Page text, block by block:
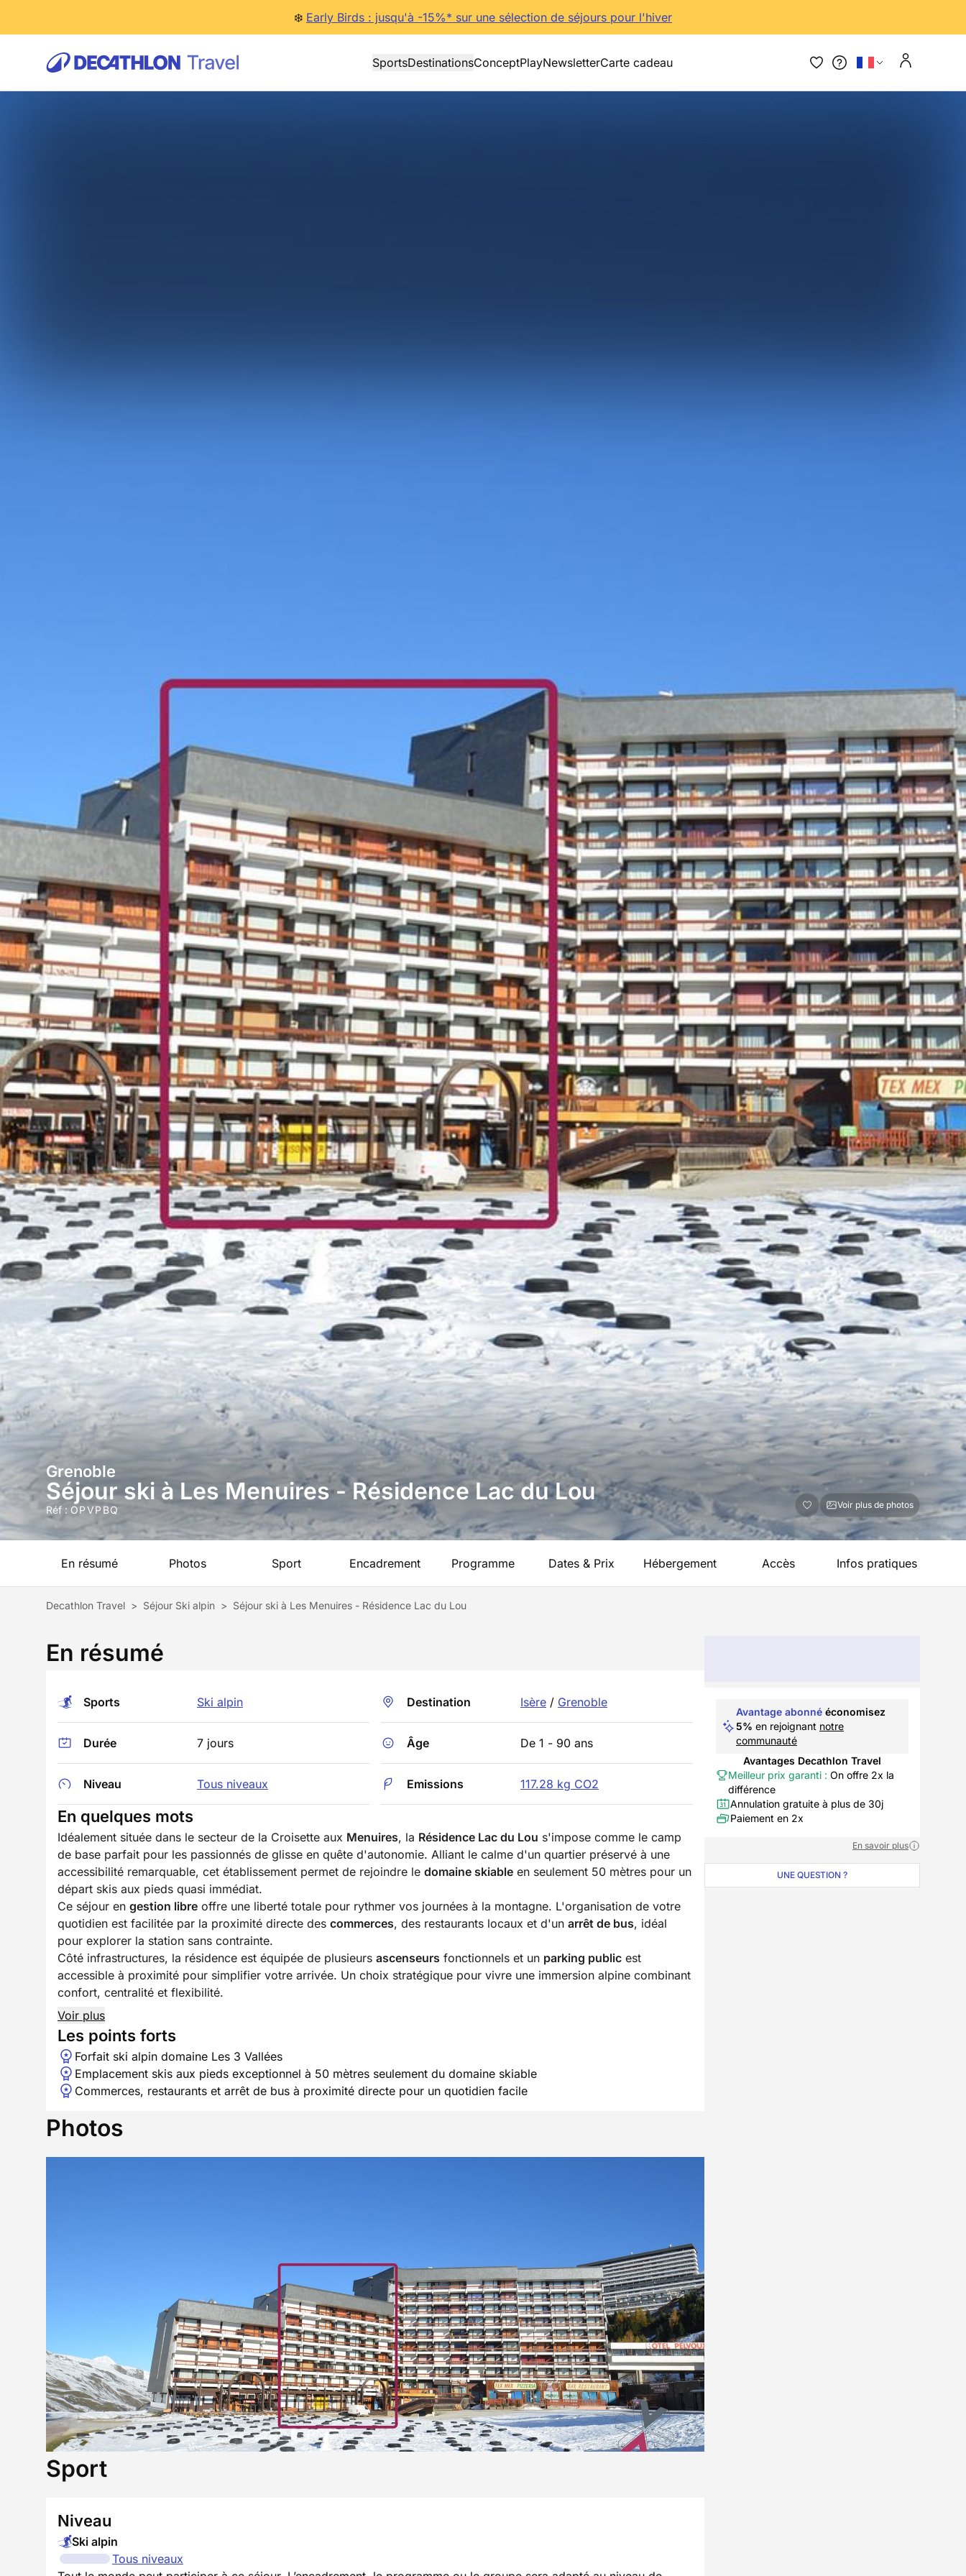
❄️ Early Birds : jusqu'à -15%* sur une sélection de séjours pour l'hiver
SportsDestinationsConceptPlayNewsletterCarte cadeau
Grenoble
Séjour ski à Les Menuires - Résidence Lac du Lou
Réf : OPVPBQ Voir plus de photos
En résumé Photos Sport Encadrement Programme Dates & Prix Hébergement Accès Infos pratiques
Decathlon Travel > Séjour Ski alpin > Séjour ski à Les Menuires - Résidence Lac du Lou
En résumé
Sports Ski alpin
Durée 7 jours
Niveau Tous niveaux
Destination Isère / Grenoble
Âge De 1 - 90 ans
Emissions 117.28 kg CO2
En quelques mots
Idéalement située dans le secteur de la Croisette aux Menuires, la Résidence Lac du Lou s'impose comme le camp
de base parfait pour les passionnés de glisse en quête d'autonomie. Alliant le calme d'un quartier préservé à une
accessibilité remarquable, cet établissement permet de rejoindre le domaine skiable en seulement 50 mètres pour un
départ skis aux pieds quasi immédiat.
Ce séjour en gestion libre offre une liberté totale pour rythmer vos journées à la montagne. L'organisation de votre
quotidien est facilitée par la proximité directe des commerces, des restaurants locaux et d'un arrêt de bus, idéal
pour explorer la station sans contrainte.
Côté infrastructures, la résidence est équipée de plusieurs ascenseurs fonctionnels et un parking public est
accessible à proximité pour simplifier votre arrivée. Un choix stratégique pour vivre une immersion alpine combinant
confort, centralité et flexibilité.
Voir plus
Les points forts
Forfait ski alpin domaine Les 3 Vallées
Emplacement skis aux pieds exceptionnel à 50 mètres seulement du domaine skiable
Commerces, restaurants et arrêt de bus à proximité directe pour un quotidien facile
Photos
Sport
Niveau
Ski alpin
Tous niveaux
Avantage abonné économisez
5% en rejoignant notre
communauté
Avantages Decathlon Travel
Meilleur prix garanti : On offre 2x la
différence
Annulation gratuite à plus de 30j
Paiement en 2x
En savoir plus
UNE QUESTION ?